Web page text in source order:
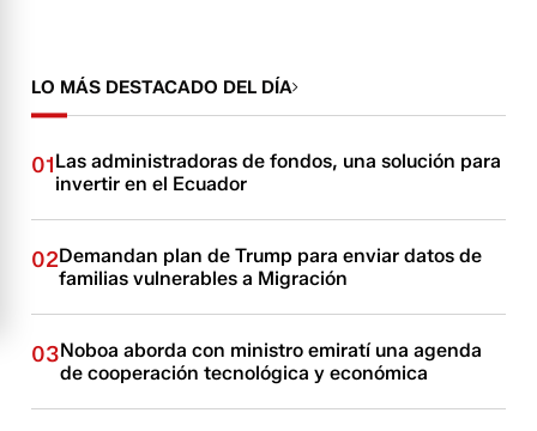
LO MÁS DESTACADO DEL DÍA
01Las administradoras de fondos, una solución para
invertir en el Ecuador
02Demandan plan de Trump para enviar datos de
familias vulnerables a Migración
03Noboa aborda con ministro emiratí una agenda
de cooperación tecnológica y económica